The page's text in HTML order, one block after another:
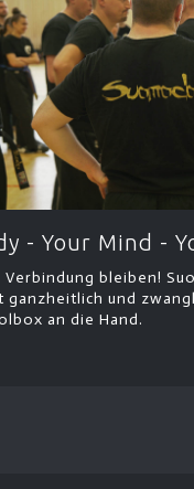
- Your Mind -
bleiben!
und
an die Hand.